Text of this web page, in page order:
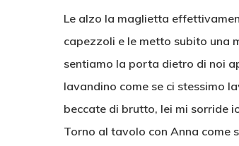
Le alzo la maglietta
capezzoli e le metto subito una
sentiamo la porta dietro di noi
lavandino come se ci stessimo
beccate di brutto, lei mi sorride
Torno al tavolo con Anna come